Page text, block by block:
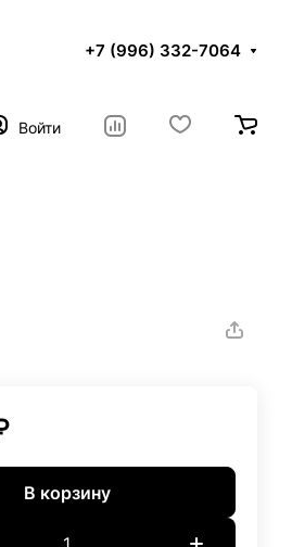
+7 (996) 332-7064
Войти
В корзину